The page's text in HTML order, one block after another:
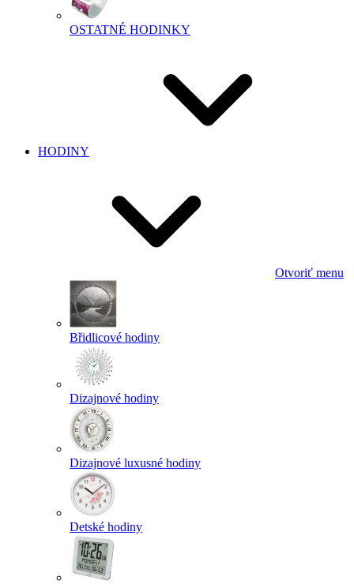
OSTATNÉ HODINKY
HODINY
Otvoriť menu
Břidlicové hodiny
Dizajnové hodiny
Dizajnové luxusné hodiny
Detské hodiny